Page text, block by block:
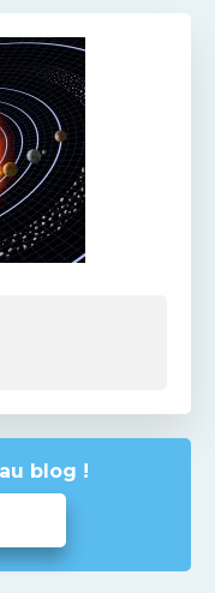
blog !